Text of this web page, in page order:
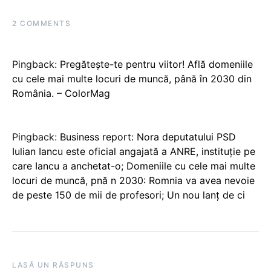
2 COMMENTS
Pingback: Pregătește-te pentru viitor! Află domeniile
cu cele mai multe locuri de muncă, până în 2030 din
România. – ColorMag
Pingback: Business report: Nora deputatului PSD
Iulian Iancu este oficial angajată a ANRE, instituţie pe
care Iancu a anchetat-o; Domeniile cu cele mai multe
locuri de muncă, pnă n 2030: Romnia va avea nevoie
de peste 150 de mii de profesori; Un nou lanț de ci
LASĂ UN RĂSPUNS